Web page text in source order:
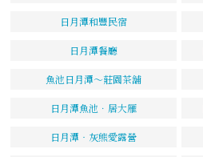
日月潭和豐民宿
日月潭餐廳
魚池日月潭～莊園茶舖
日月潭魚池．居大雁
日月潭‧灰熊愛露營